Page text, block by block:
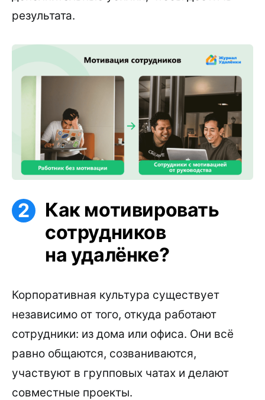
результата.
Как мотивировать
сотрудников
на удалёнке?
Корпоративная культура существует
независимо от того, откуда работают
сотрудники: из дома или офиса. Они всё
равно общаются, созваниваются,
участвуют в групповых чатах и делают
совместные проекты.